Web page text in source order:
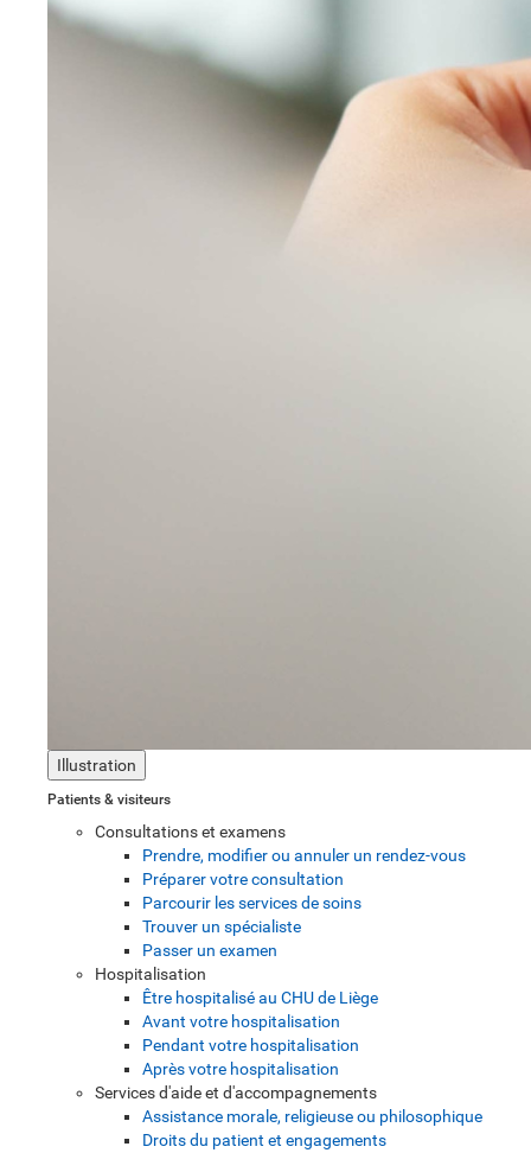
Illustration
Patients & visiteurs
Consultations et examens
Prendre, modifier ou annuler un rendez-vous
Préparer votre consultation
Parcourir les services de soins
Trouver un spécialiste
Passer un examen
Hospitalisation
Être hospitalisé au CHU de Liège
Avant votre hospitalisation
Pendant votre hospitalisation
Après votre hospitalisation
Services d'aide et d'accompagnements
Assistance morale, religieuse ou philosophique
Droits du patient et engagements